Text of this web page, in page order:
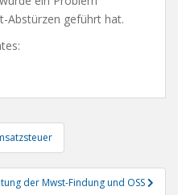
Abstürzen geführt hat.
der Mwst-Findung und OSS